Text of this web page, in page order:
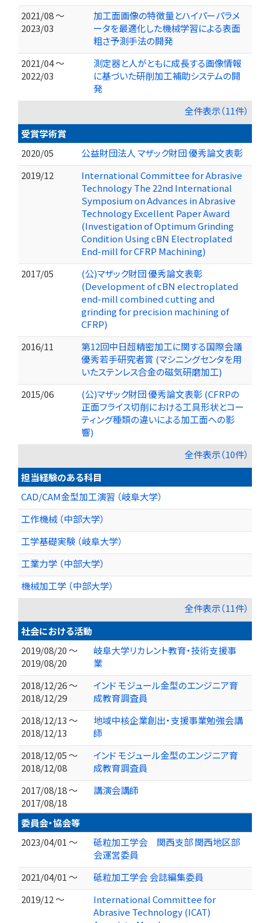
2021/08 ～
2023/03
加工面画像の特徴量とハイパーパラメ
ータを最適化した機械学習による表面
粗さ予測手法の開発
2021/04 ～
2022/03
測定器と人がともに成長する画像情報
に基づいた研削加工補助システムの開
発
全件表示（11件）
受賞学術賞
2020/05
公益財団法人 マザック財団 優秀論文表彰
2019/12
International Committee for Abrasive
Technology The 22nd International
Symposium on Advances in Abrasive
Technology Excellent Paper Award
(Investigation of Optimum Grinding
Condition Using cBN Electroplated
End-mill for CFRP Machining)
2017/05
(公)マザック財団 優秀論文表彰
(Development of cBN electroplated
end-mill combined cutting and
grinding for precision machining of
CFRP)
2016/11
第12回中日超精密加工に関する国際会議
優秀若手研究者賞 (マシニングセンタを用
いたステンレス合金の磁気研磨加工)
2015/06
(公)マザック財団 優秀論文表彰 (CFRPの
正面フライス切削における工具形状とコー
ティング種類の違いによる加工面への影
響)
全件表示（10件）
担当経験のある科目
CAD/CAM金型加工演習 （岐阜大学）
工作機械 （中部大学）
工学基礎実験 （岐阜大学）
工業力学 （中部大学）
機械加工学 （中部大学）
全件表示（11件）
社会における活動
2019/08/20 ～
2019/08/20
岐阜大学リカレント教育・技術支援事
業
2018/12/26 ～
2018/12/29
インド モジュール金型のエンジニア育
成教育調査員
2018/12/13 ～
2018/12/13
地域中核企業創出・支援事業勉強会講
師
2018/12/05 ～
2018/12/08
インド モジュール金型のエンジニア育
成教育調査員
2017/08/18 ～
2017/08/18
講演会講師
委員会・協会等
2023/04/01 ～
砥粒加工学会 関西支部 関西地区部
会運営委員
2021/04/01 ～
砥粒加工学会 会誌編集委員
2019/12 ～
International Committee for
Abrasive Technology (ICAT)